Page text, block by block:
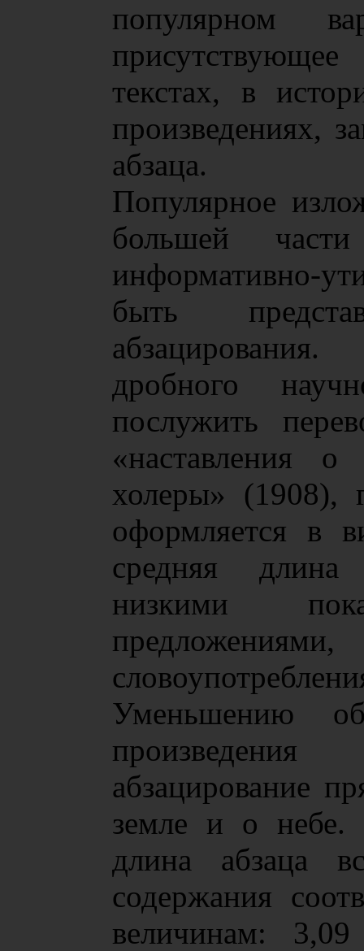
популярном
текстах, в
произведениях,
абзаца.
Популярное
большей
информативно-
быть
дробного
послужить
«наставления
холеры» (1908),
оформляется в
средняя длина
низкими
Уменьшению
абзацирование
земле и о небе.
длина абзаца
содержания
величинам: